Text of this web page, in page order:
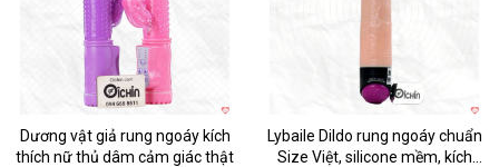
Dương vật giả rung ngoáy kích
thích nữ thủ dâm cảm giác thật
Lybaile Dildo rung ngoáy chuẩn
Size Việt, silicone mềm, kích